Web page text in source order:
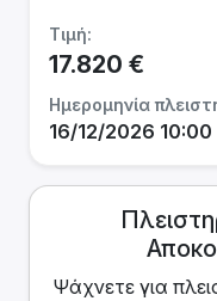
Τιμή:
17.820 €
Ημερομηνία
16/12/2026 10:00
Ψάχνετε για